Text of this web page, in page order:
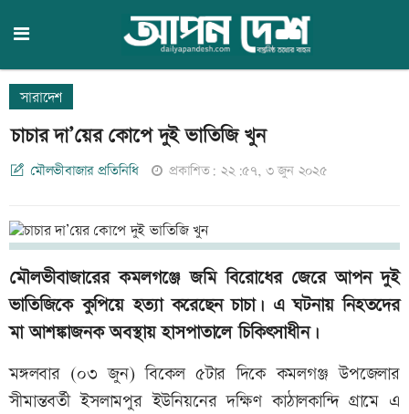
সারাদেশ
চাচার দা’য়ের কোপে দুই ভাতিজি খুন
মৌলভীবাজার প্রতিনিধি প্রকাশিত: ২২:৫৭, ৩ জুন ২০২৫
মৌলভীবাজারের কমলগঞ্জে জমি বিরোধের জেরে আপন দুই
ভাতিজিকে কুপিয়ে হত্যা করেছেন চাচা। এ ঘটনায় নিহতদের
মা আশঙ্কাজনক অবস্থায় হাসপাতালে চিকিৎসাধীন।
মঙ্গলবার (০৩ জুন) বিকেল ৫টার দিকে কমলগঞ্জ উপজেলার
সীমান্তবর্তী ইসলামপুর ইউনিয়নের দক্ষিণ কাঠালকান্দি গ্রামে এ